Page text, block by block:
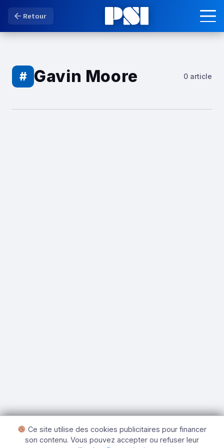
Retour
# Gavin Moore 0 article
Ce site utilise des cookies publicitaires pour financer
son contenu. Vous pouvez accepter ou refuser leur